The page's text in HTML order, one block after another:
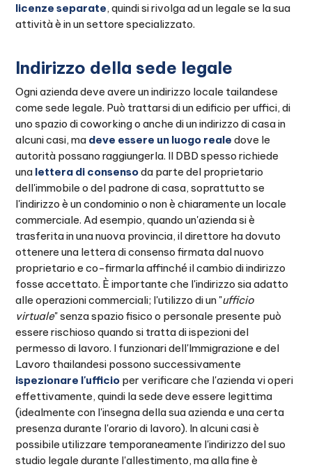
licenze separate, quindi si rivolga ad un legale se la sua
attività è in un settore specializzato.
Indirizzo della sede legale‍
Ogni azienda deve avere un indirizzo locale tailandese
come sede legale. Può trattarsi di un edificio per uffici, di
uno spazio di coworking o anche di un indirizzo di casa in
alcuni casi, ma deve essere un luogo reale dove le
autorità possano raggiungerla. Il DBD spesso richiede
una lettera di consensoda parte del proprietario
dell'immobile o del padrone di casa, soprattutto se
l'indirizzo è un condominio o non è chiaramente un locale
commerciale. Ad esempio, quando un'azienda si è
trasferita in una nuova provincia, il direttore ha dovuto
ottenere una lettera di consenso firmata dal nuovo
proprietario e co-firmarla affinché il cambio di indirizzo
fosse accettato. È importante che l'indirizzo sia adatto
alle operazioni commerciali; l'utilizzo di un "ufficio
virtuale" senza spazio fisico o personale presente può
essere rischioso quando si tratta di ispezioni del
permesso di lavoro. I funzionari dell'Immigrazione e del
Lavoro thailandesi possono successivamente
ispezionare l'ufficio per verificare che l'azienda vi operi
effettivamente, quindi la sede deve essere legittima
(idealmente con l'insegna della sua azienda e una certa
presenza durante l'orario di lavoro). In alcuni casi è
possibile utilizzare temporaneamente l'indirizzo del suo
studio legale durante l'allestimento, ma alla fine è